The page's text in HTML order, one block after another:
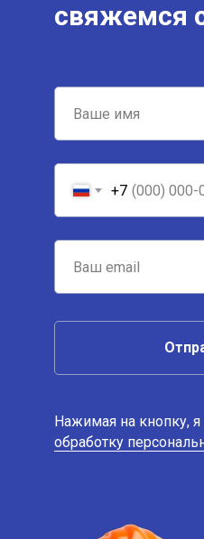
свяжемся
+7
Нажимая на кнопку,
обработку